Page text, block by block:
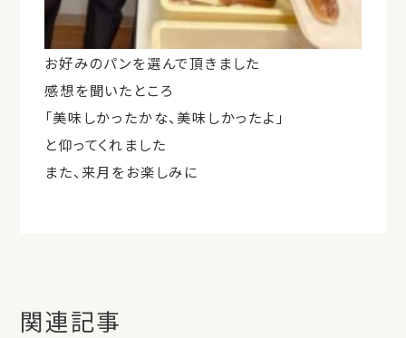
お好みのパンを選んで頂きました
感想を聞いたところ
「美味しかったかな、美味しかったよ」
と仰ってくれました
また、来月をお楽しみに
関連記事